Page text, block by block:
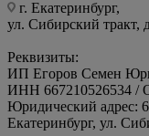
г. Екатеринбург,
ул. Сибирский
Реквизиты:
ИП Егоров Семен
ИНН 667210526534 /
Юридический адрес:
Екатеринбург, ул.